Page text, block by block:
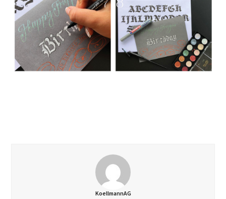
KoellmannAG